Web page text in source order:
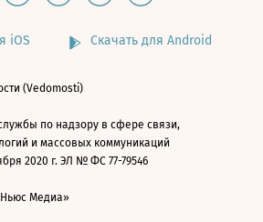
iOS Скачать для Android
(Vedomosti)
по надзору в сфере связи,
и массовых коммуникаций
2020 г. ЭЛ № ФС 77-79546
Ньюс Медиа»